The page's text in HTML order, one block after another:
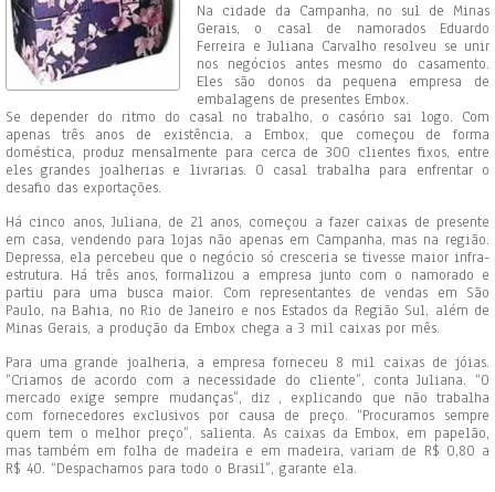
Na cidade da Campanha, no sul de Minas
Gerais, o casal de namorados Eduardo
Ferreira e Juliana Carvalho resolveu se unir
nos negócios antes mesmo do casamento.
Eles são donos da pequena empresa de
embalagens de presentes Embox.
Se depender do ritmo do casal no trabalho, o casório sai logo. Com
apenas três anos de existência, a Embox, que começou de forma
doméstica, produz mensalmente para cerca de 300 clientes fixos, entre
eles grandes joalherias e livrarias. O casal trabalha para enfrentar o
desafio das exportações.
Há cinco anos, Juliana, de 21 anos, começou a fazer caixas de presente
em casa, vendendo para lojas não apenas em Campanha, mas na região.
Depressa, ela percebeu que o negócio só cresceria se tivesse maior infra-
estrutura. Há três anos, formalizou a empresa junto com o namorado e
partiu para uma busca maior. Com representantes de vendas em São
Paulo, na Bahia, no Rio de Janeiro e nos Estados da Região Sul, além de
Minas Gerais, a produção da Embox chega a 3 mil caixas por mês.
Para uma grande joalheria, a empresa forneceu 8 mil caixas de jóias.
“Criamos de acordo com a necessidade do cliente”, conta Juliana. “O
mercado exige sempre mudanças”, diz , explicando que não trabalha
com fornecedores exclusivos por causa de preço. “Procuramos sempre
quem tem o melhor preço”, salienta. As caixas da Embox, em papelão,
mas também em folha de madeira e em madeira, variam de R$ 0,80 a
R$ 40. “Despachamos para todo o Brasil”, garante ela.